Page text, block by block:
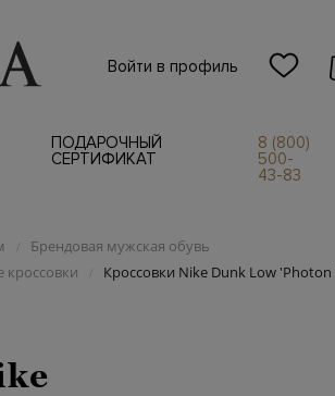
Войти в профиль
ПОДАРОЧНЫЙ
СЕРТИФИКАТ
8 (800)
500-
43-83
/ Брендовая мужская обувь
/ Кроссовки Nike Dunk Low 'Photon